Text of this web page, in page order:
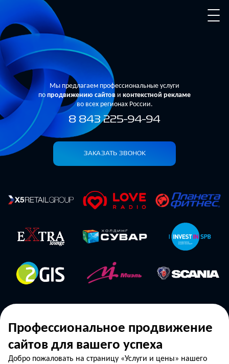
Мы предлагаем профессиональные услуги
по продвижению сайтов и контекстной рекламе
во всех регионах России.
8 843 225-94-94
ЗАКАЗАТЬ ЗВОНОК
Профессиональное продвижение
сайтов для вашего успеха
Добро пожаловать на страницу «Услуги и цены» нашего